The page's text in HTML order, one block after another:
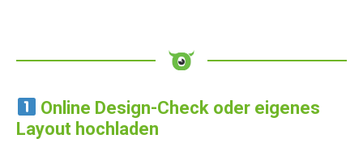
Online Design-Check oder eigenes
Layout hochladen